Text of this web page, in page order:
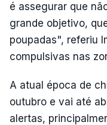
é assegurar que
grande objetivo,
poupadas", referiu
compulsivas nas
A atual época de
outubro e vai até
alertas,